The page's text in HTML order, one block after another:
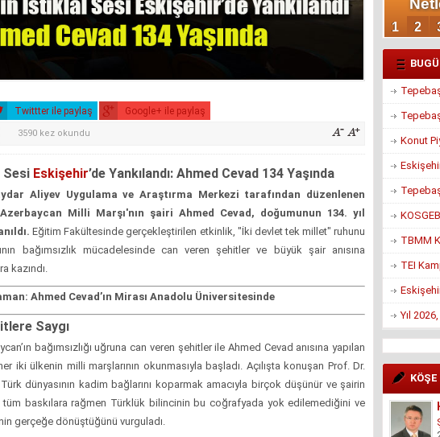
Twittter ile paylaş Google+ ile paylaş
3590 kez okundu
Sesi Eskişehir’de Yankılandı: Ahmed Cevad 134 Yaşında
Aliyev Uygulama ve Araştırma Merkezi tarafından düzenlenen
Milli Marşı'nın şairi Ahmed Cevad, doğumunun 134. yıl
Eğitim Fakültesinde gerçekleştirilen etkinlik, "İki devlet tek millet" ruhunu
bağımsızlık mücadelesinde can veren şehitler ve büyük şair anısına
kazındı.
Ahmed Cevad’ın Mirası Anadolu Üniversitesinde
Saygı
bağımsızlığı uğruna can veren şehitler ile Ahmed Cevad anısına yapılan
iki ülkenin milli marşlarının okunmasıyla başladı. Açılışta konuşan Prof. Dr.
Türk dünyasının kadim bağlarını koparmak amacıyla birçok düşünür ve şairin
tüm baskılara rağmen Türklük bilincinin bu coğrafyada yok edilemediğini ve
gerçeğe dönüştüğünü vurguladı.
Konut
TBMM
TEI
Yıl